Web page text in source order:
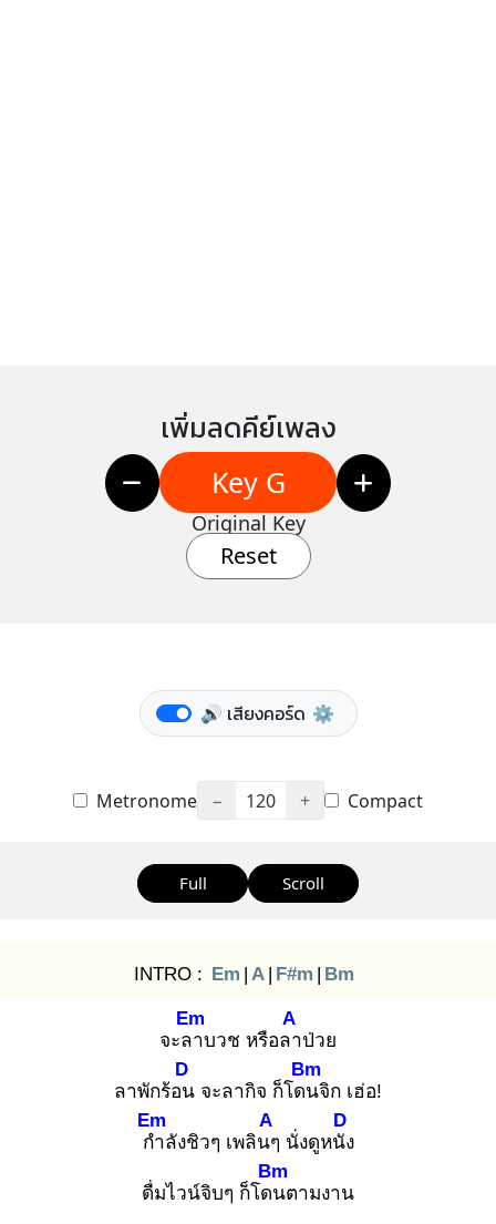
เพิ่มลดคีย์เพลง
Key G
Original Key
Reset
🔊 เสียงคอร์ด ⚙️
Metronome − 120 + Compact
Full Scroll
INTRO : Em | A | F#m | Bm
จะลา
Em
บวช หรือลา
A
ป่วย
ลาพักร้อน
D
จะลากิจ ก็โดน
Bm
จิก เฮ่อ!
กำ
Em
ลังชิวๆ เพลินๆ
A
นั่งดูหนัง
D
ดื่มไวน์จิบๆ ก็โดน
Bm
ตามงาน